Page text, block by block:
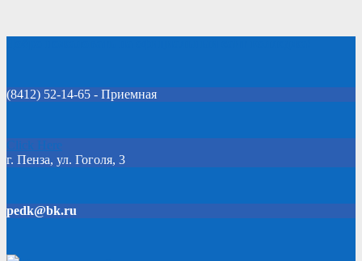
(8412) 52-14-65 - Приемная
Click Here
г. Пенза, ул. Гоголя, 3
pedk@bk.ru